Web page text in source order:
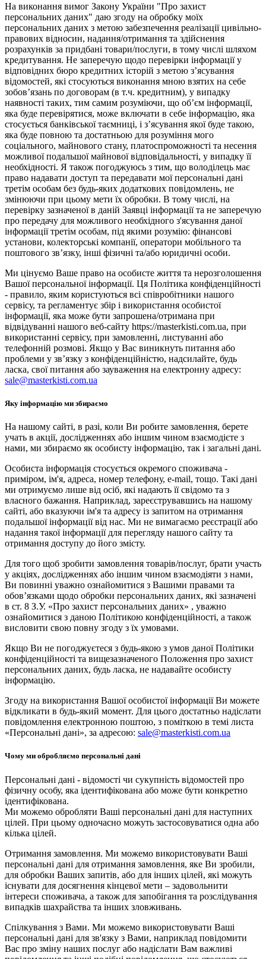
На виконання вимог Закону України "Про захист
персональних даних" даю згоду на обробку моїх
персональних даних з метою забезпечення реалізації цивільно-
правових відносин, надання/отримання та здійснення
розрахунків за придбані товари/послуги, в тому числі шляхом
кредитування. Не заперечую щодо перевірки інформації у
відповідних бюро кредитних історій з метою з’ясування
відомостей, які стосуються виконання мною взятих на себе
зобов’язань по договорам (в т.ч. кредитним), у випадку
наявності таких, тим самим розуміючи, що об’єм інформації,
яка буде перевірятися, може включати в себе інформацію, яка
стосується банківської таємниці, і з’ясування якої буде такою,
яка буде повною та достатньою для розуміння мого
соціального, майнового стану, платоспроможності та несення
можливої подальшої майнової відповідальності, у випадку її
необхідності. Я також погоджуюсь з тим, що володілець має
право надавати доступ та передавати мої персональні дані
третім особам без будь-яких додаткових повідомлень, не
змінюючи при цьому мети їх обробки. В тому числі, на
перевірку зазначеної в даній Заявці інформації та не заперечую
про передачу для можливого необхідного з'ясування даної
інформації третім особам, під якими розумію: фінансові
установи, колекторські компанії, оператори мобільного та
поштового зв’язку, інші фізичні та/або юридичні особи.
Ми цінуємо Ваше право на особисте життя та нерозголошення
Вашої персональної інформації. Ця Політика конфіденційності
- правило, яким користуються всі співробітники нашого
сервісу, та регламентує збір і використання особистої
інформації, яка може бути запрошена/отримана при
відвідуванні нашого веб-сайту https://masterkisti.com.ua, при
використанні сервісу, при замовленні, листуванні або
телефонній розмові. Якщо у Вас виникнуть питання або
проблеми у зв’язку з конфіденційністю, надсилайте, будь
ласка, свої питання або зауваження на електронну адресу:
sale@masterkisti.com.ua
Яку інформацію ми збираємо
На нашому сайті, в разі, коли Ви робите замовлення, берете
учать в акції, дослідженнях або іншим чином взаємодієте з
нами, ми збираємо як особисту інформацію, так і загальні дані.
Особиста інформація стосується окремого споживача -
приміром, ім'я, адреса, номер телефону, e-mail, тощо. Такі дані
ми отримуємо лише від осіб, які надають її свідомо та з
власного бажання. Наприклад, зареєструвавшись на нашому
сайті, або вказуючи ім'я та адресу із запитом на отримання
подальшої інформації від нас. Ми не вимагаємо реєстрації або
надання такої інформації для перегляду нашого сайту та
отримання доступу до його змісту.
Для того щоб зробити замовлення товарів/послуг, брати участь
у акціях, дослідженнях або іншим чином взаємодіяти з нами,
Ви повинні уважно ознайомитися з Вашими правами та
обов’язками щодо обробки персональних даних, які зазначені
в ст. 8 З.У. «Про захист персональних даних» , уважно
ознайомитися з даною Політикою конфіденційності, а також
висловити свою повну згоду з їх умовами.
Якщо Ви не погоджуєтеся з будь-якою з умов даної Політики
конфіденційності та вищезазначеного Положення про захист
персональних даних, будь ласка, не надавайте особисту
інформацію.
Згоду на використання Вашої особистої інформації Ви можете
відкликати в будь-який момент. Для цього достатньо надіслати
повідомлення електронною поштою, з поміткою в темі листа
«Персональні дані», за адресою: sale@masterkisti.com.ua
Чому ми обробляємо персональні дані
Персональні дані - відомості чи сукупність відомостей про
фізичну особу, яка ідентифікована або може бути конкретно
ідентифікована.
Ми можемо обробляти Ваші персональні дані для наступних
цілей. При цьому одночасно можуть застосовуватися одна або
кілька цілей.
Отримання замовлення. Ми можемо використовувати Ваші
персональні дані для отримання замовлення, яке Ви зробили,
для обробки Ваших запитів, або для інших цілей, які можуть
існувати для досягнення кінцевої мети – задовольнити
інтереси споживача, а також для запобігання та розслідування
випадків шахрайства та інших зловживань.
Спілкування з Вами. Ми можемо використовувати Ваші
персональні дані для зв'язку з Вами, наприклад повідомити
Вас про зміну наших послуг або надіслати Вам важливі